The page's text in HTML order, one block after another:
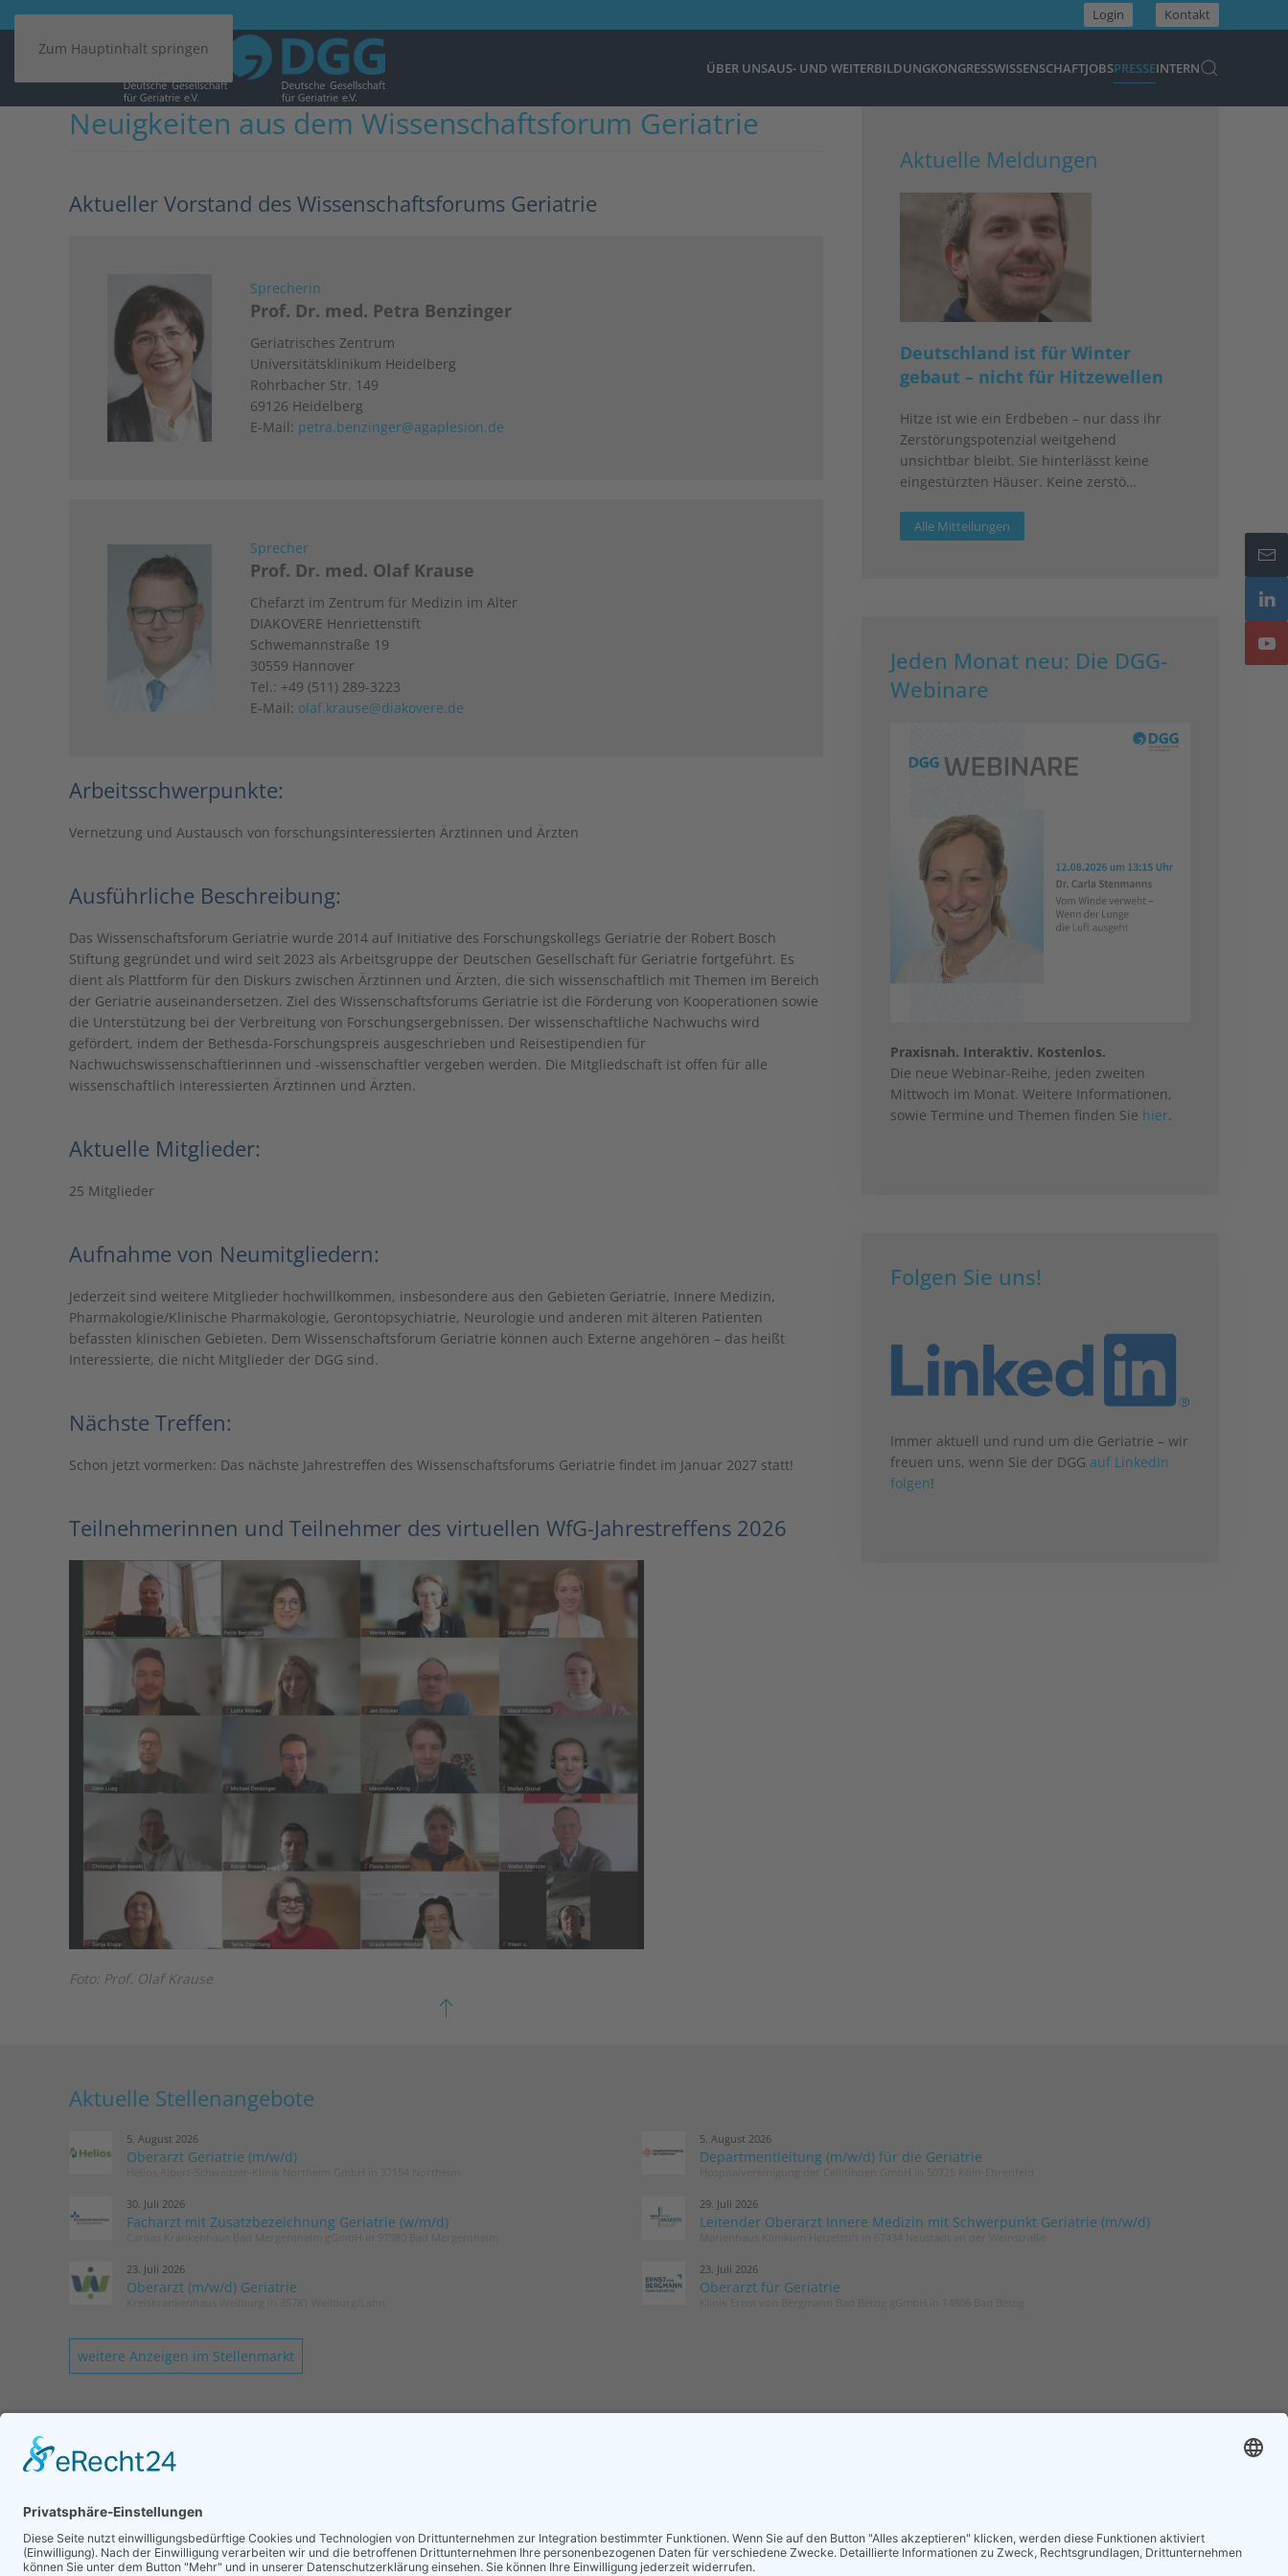
Zum Hauptinhalt springen
Login Kontakt
ÜBER UNSAUS- UND WEITERBILDUNGKONGRESSWISSENSCHAFTJOBSPRESSEINTERN
Neuigkeiten aus dem Wissenschaftsforum Geriatrie
Aktueller Vorstand des Wissenschaftsforums Geriatrie
Sprecherin
Prof. Dr. med. Petra Benzinger
Geriatrisches Zentrum
Universitätsklinikum Heidelberg
Rohrbacher Str. 149
69126 Heidelberg
E-Mail: petra.benzinger@agaplesion.de
Sprecher
Prof. Dr. med. Olaf Krause
Chefarzt im Zentrum für Medizin im Alter
DIAKOVERE Henriettenstift
Schwemannstraße 19
30559 Hannover
Tel.: +49 (511) 289-3223
E-Mail: olaf.krause@diakovere.de
Arbeitsschwerpunkte:
Vernetzung und Austausch von forschungsinteressierten Ärztinnen und Ärzten
Ausführliche Beschreibung:
Das Wissenschaftsforum Geriatrie wurde 2014 auf Initiative des Forschungskollegs Geriatrie der Robert Bosch
Stiftung gegründet und wird seit 2023 als Arbeitsgruppe der Deutschen Gesellschaft für Geriatrie fortgeführt. Es
dient als Plattform für den Diskurs zwischen Ärztinnen und Ärzten, die sich wissenschaftlich mit Themen im Bereich
der Geriatrie auseinandersetzen. Ziel des Wissenschaftsforums Geriatrie ist die Förderung von Kooperationen sowie
die Unterstützung bei der Verbreitung von Forschungsergebnissen. Der wissenschaftliche Nachwuchs wird
gefördert, indem der Bethesda-Forschungspreis ausgeschrieben und Reisestipendien für
Nachwuchswissenschaftlerinnen und -wissenschaftler vergeben werden. Die Mitgliedschaft ist offen für alle
wissenschaftlich interessierten Ärztinnen und Ärzten.
Aktuelle Mitglieder:
25 Mitglieder
Aufnahme von Neumitgliedern:
Jederzeit sind weitere Mitglieder hochwillkommen, insbesondere aus den Gebieten Geriatrie, Innere Medizin,
Pharmakologie/Klinische Pharmakologie, Gerontopsychiatrie, Neurologie und anderen mit älteren Patienten
befassten klinischen Gebieten. Dem Wissenschaftsforum Geriatrie können auch Externe angehören – das heißt
Interessierte, die nicht Mitglieder der DGG sind.
Nächste Treffen:
Schon jetzt vormerken: Das nächste Jahrestreffen des Wissenschaftsforums Geriatrie findet im Januar 2027 statt!
Teilnehmerinnen und Teilnehmer des virtuellen WfG-Jahrestreffens 2026
Foto: Prof. Olaf Krause
Aktuelle Meldungen
Deutschland ist für Winter
gebaut – nicht für Hitzewellen
Hitze ist wie ein Erdbeben – nur dass ihr
Zerstörungspotenzial weitgehend
unsichtbar bleibt. Sie hinterlässt keine
eingestürzten Häuser. Keine zerstö…
Alle Mitteilungen
Jeden Monat neu: Die DGG-
Webinare
Praxisnah. Interaktiv. Kostenlos.
Die neue Webinar-Reihe, jeden zweiten
Mittwoch im Monat. Weitere Informationen,
sowie Termine und Themen finden Sie hier.
Folgen Sie uns!
Immer aktuell und rund um die Geriatrie – wir
freuen uns, wenn Sie der DGG auf LinkedIn
folgen!
Aktuelle Stellenangebote
5. August 2026
Oberarzt Geriatrie (m/w/d)
5. August 2026
Departmentleitung (m/w/d) für die Geriatrie
30. Juli 2026
Facharzt mit Zusatzbezeichnung Geriatrie (w/m/d)
29. Juli 2026
Leitender Oberarzt Innere Medizin mit Schwerpunkt Geriatrie (m/w/d)
23. Juli 2026
Oberarzt (m/w/d) Geriatrie
23. Juli 2026
Oberarzt für Geriatrie
weitere Anzeigen im Stellenmarkt
Tel.: 030 / 52 13 72 75
in der DGG entdecken.
Postfach.
unserem Fach.